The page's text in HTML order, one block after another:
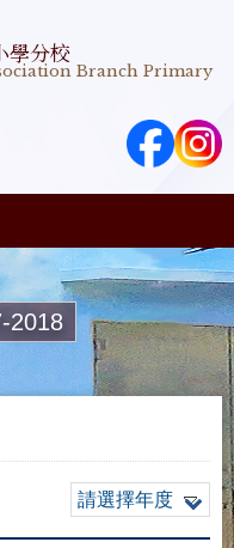
學分校
Branch Primary
2018
請選擇年度